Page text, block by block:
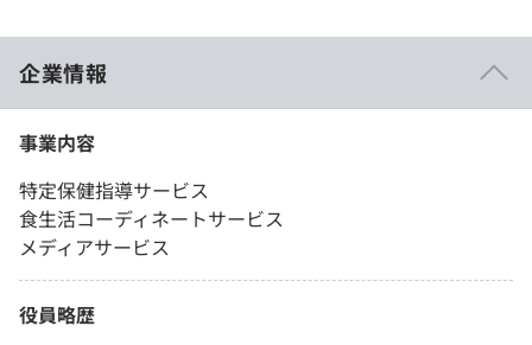
企業情報
事業内容
特定保健指導サービス
食生活コーディネートサービス
メディアサービス
役員略歴